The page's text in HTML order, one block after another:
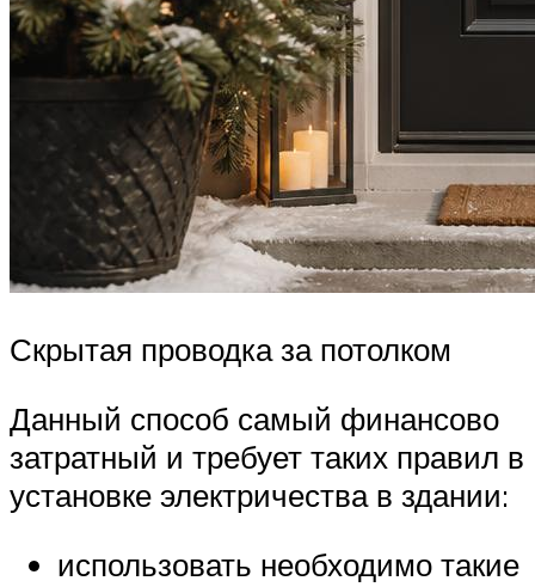
Скрытая проводка за потолком
Данный способ самый финансово
затратный и требует таких правил в
установке электричества в здании:
использовать необходимо такие